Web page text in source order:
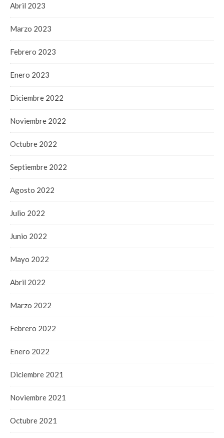
Abril 2023
Marzo 2023
Febrero 2023
Enero 2023
Diciembre 2022
Noviembre 2022
Octubre 2022
Septiembre 2022
Agosto 2022
Julio 2022
Junio 2022
Mayo 2022
Abril 2022
Marzo 2022
Febrero 2022
Enero 2022
Diciembre 2021
Noviembre 2021
Octubre 2021